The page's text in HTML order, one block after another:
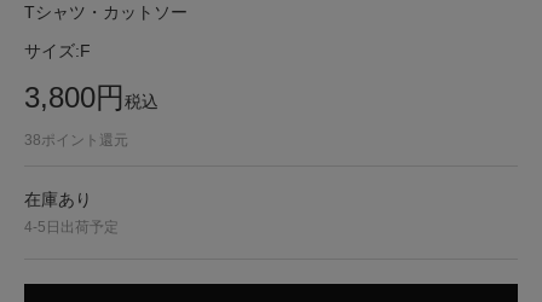
Tシャツ・カットソー
サイズ:F
3,800円税込
38ポイント還元
在庫あり
4-5日出荷予定